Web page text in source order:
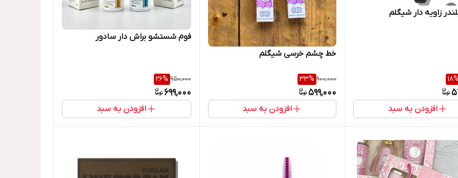
زاویه دار شیگلم
18%
افزودن به سبد
خط چشم خرسی شیگلم
900,000
33%
599,000
افزودن به سبد
فوم شستشو براش دار سادور
950,000
26%
699,000
افزودن به سبد